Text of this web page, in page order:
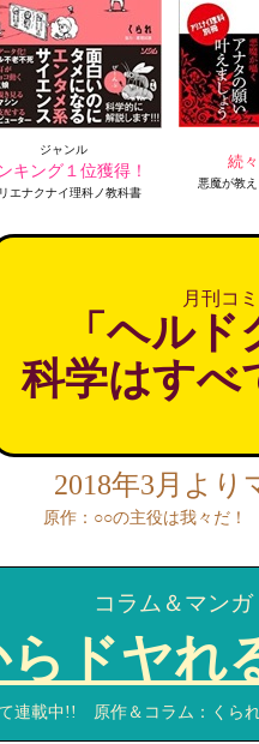
続
悪魔が教
ジャンル
キング１位獲得！
エナクナイ理科ノ教科書
2018年3月より
原作：○○の主役は我々だ
コラム＆マンガ
らドヤれ
て連載中!! 原作＆コラム：く
月刊コ
「ヘル
科学はすべ